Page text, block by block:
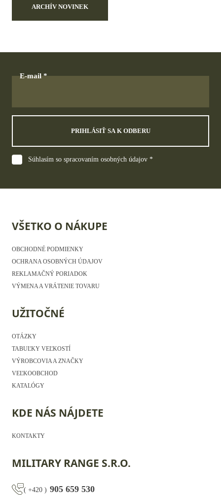
ARCHÍV NOVINEK
E-mail
PRIHLÁSIŤ SA K ODBERU
Súhlasím so spracovaním osobných údajov *
VŠETKO O NÁKUPE
OBCHODNÉ PODMIENKY
OCHRANA OSOBNÝCH ÚDAJOV
REKLAMAČNÝ PORIADOK
VÝMENA A VRÁTENIE TOVARU
UŽITOČNÉ
OTÁZKY
TABUĽKY VEĽKOSTÍ
VÝROBCOVIA A ZNAČKY
VEĽKOOBCHOD
KATALÓGY
KDE NÁS NÁJDETE
KONTAKTY
MILITARY RANGE S.R.O.
( +420 ) 905 659 530